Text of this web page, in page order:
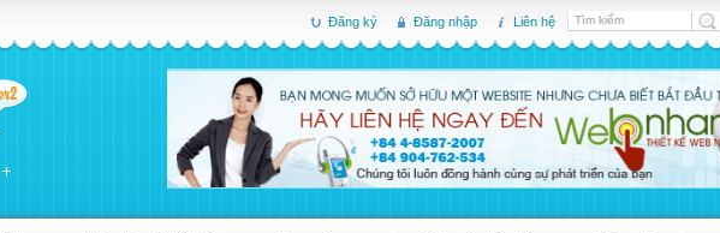
Đăng ký Đăng nhập Liên hệ